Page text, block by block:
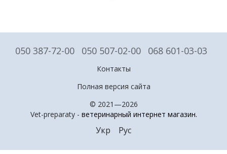
050 387-72-00 050 507-02-00 068 601-03-03
Контакты
Полная версия сайта
© 2021—2026
Vet-preparaty - ветеринарный интернет магазин.
Укр Рус